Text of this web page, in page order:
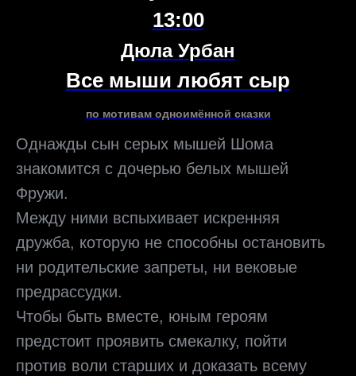
13:00
Дюла Урбан
Все мыши любят сыр
по мотивам одноимённой сказки
Однажды сын серых мышей Шома
знакомится с дочерью белых мышей
Фружи.
Между ними вспыхивает искренняя
дружба, которую не способны остановить
ни родительские запреты, ни вековые
предрассудки.
Чтобы быть вместе, юным героям
предстоит проявить смекалку, пойти
против воли старших и доказать всему